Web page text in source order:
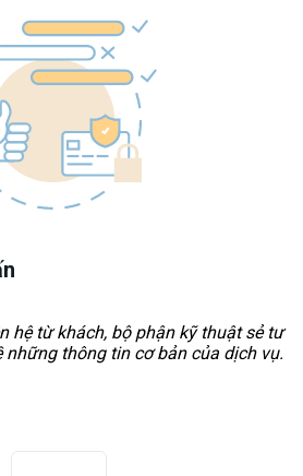
hệ từ khách, bộ phận kỹ thuật sẻ tư
những thông tin cơ bản của dịch vụ.